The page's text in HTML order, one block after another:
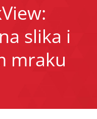
slika i
mraku